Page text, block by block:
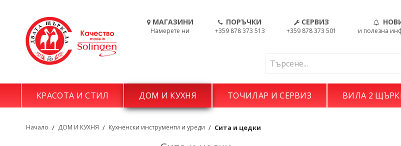
МАГАЗИНИ
Намерете ни
ПОРЪЧКИ
+359 878 373 513
СЕРВИЗ
+359 878 373 501 и полезна
КРАСОТА И СТИЛ ДОМ И КУХНЯ ТОЧИЛАР И СЕРВИЗ ВИЛА 2
Начало / ДОМ И КУХНЯ / Кухненски инструменти и уреди / Сита и цедки